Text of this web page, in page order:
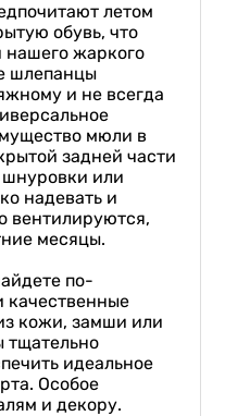
летом
обувь, что
нашего жаркого
шлепанцы
и не всегда
мюли в
задней части
или
надевать и
вентилируются,
месяцы.
по-
качественные
кожи, замши или
тщательно
идеальное
Особое
и декору.